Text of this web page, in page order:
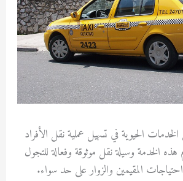
الحيوية في تسهيل عملية نقل الأفراد
الخدمة وسيلة نقل موثوقة وفعالة للتجول
احتياجات المقيمين والزوار على حد سواء.